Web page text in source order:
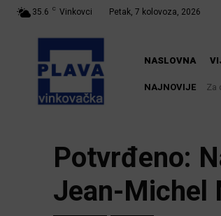
35.6 C Vinkovci Petak, 7 kolovoza, 2026
NASLOVNA
NAJNOVIJE ZaU
Potvrđeno:
Jean-Michel